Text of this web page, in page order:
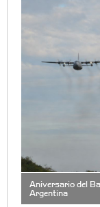
Aniversario del
Argentina